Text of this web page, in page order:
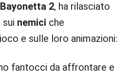
Bayonetta 2, ha rilasciato
sui nemici che
e sulle loro animazioni:
fantocci da affrontare e